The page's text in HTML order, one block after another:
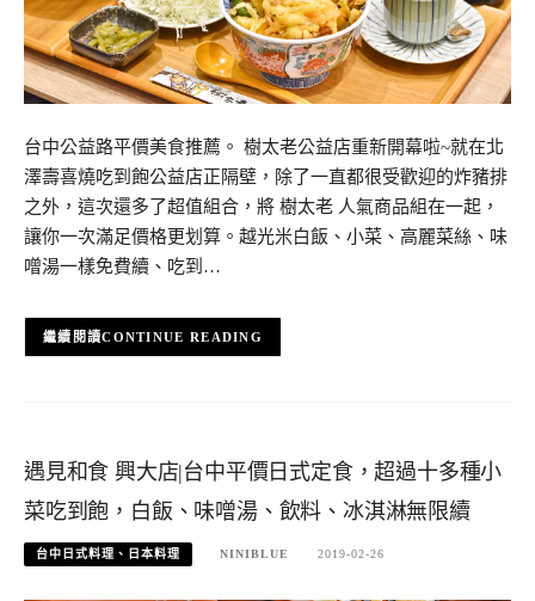
台中公益路平價美食推薦。 樹太老公益店重新開幕啦~就在北
澤壽喜燒吃到飽公益店正隔壁，除了一直都很受歡迎的炸豬排
之外，這次還多了超值組合，將 樹太老 人氣商品組在一起，
讓你一次滿足價格更划算。越光米白飯、小菜、高麗菜絲、味
噌湯一樣免費續、吃到…
CONTINUE READING
遇見和食 興大店|台中平價日式定食，超過十多種小
菜吃到飽，白飯、味噌湯、飲料、冰淇淋無限續
台中日式料理、日本料理 NINIBLUE 2019-02-26